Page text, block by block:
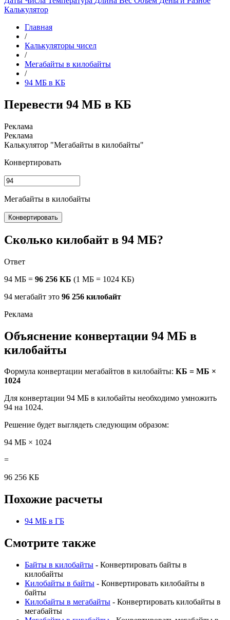
Калькулятор
Главная
/
Калькуляторы чисел
/
Мегабайты в килобайты
/
94 МБ в КБ
Перевести 94 МБ в КБ
Калькулятор "Мегабайты в килобайты"
Конвертировать
Мегабайты в килобайты
Конвертировать
Сколько килобайт в 94 МБ?
Ответ
94 МБ = 96 256 КБ (1 МБ = 1024 КБ)
94 мегабайт это 96 256 килобайт
Объяснение конвертации 94 МБ в
килобайты
Формула конвертации мегабайтов в килобайты: КБ = МБ ×
1024
Для конвертации 94 МБ в килобайты необходимо умножить
94 на 1024.
Решение будет выглядеть следующим образом:
94 МБ × 1024
=
96 256 КБ
Похожие расчеты
94 МБ в ГБ
Смотрите также
Байты в килобайты - Конвертировать байты в
килобайты
Килобайты в байты - Конвертировать килобайты в
байты
Килобайты в мегабайты - Конвертировать килобайты в
мегабайты